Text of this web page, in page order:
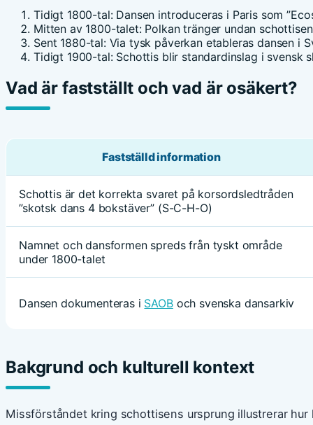
Tidigt 1800-tal:Dansen introduceras i Paris som
Mitten av 1800-talet:Polkan tränger undan
Sent 1880-tal:Via tysk påverkan etableras dansen i
Tidigt 1900-tal:Schottis blir standardinslag i svensk
Vad är fastställt och vad är osäkert?
Fastställd information
Schottis är det korrekta svaret på korsordsledtråden
”skotsk dans 4 bokstäver” (S-C-H-O)
Namnet och dansformen spreds från tyskt område
under 1800-talet
Dansen dokumenteras i SAOBoch svenska dansarkiv
Bakgrund och kulturell kontext
Missförståndet kring schottisens ursprung illustrerar